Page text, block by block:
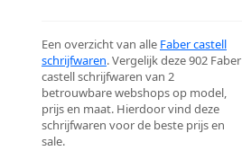
Een overzicht van alle Faber castell
schrijfwaren. Vergelijk deze 902 Faber
castell schrijfwaren van 2
betrouwbare webshops op model,
prijs en maat. Hierdoor vind deze
schrijfwaren voor de beste prijs en
sale.